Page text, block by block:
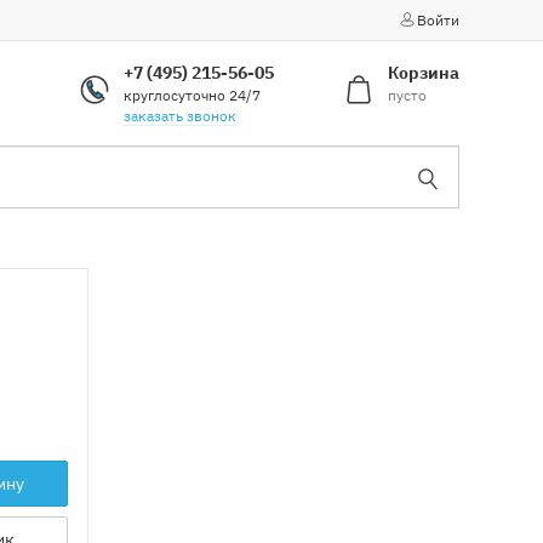
Войти
+7 (495) 215-56-05
круглосуточно 24/7
заказать звонок
Корзина
пусто